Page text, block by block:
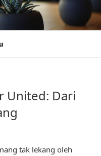
United: Dari
tak lekang oleh